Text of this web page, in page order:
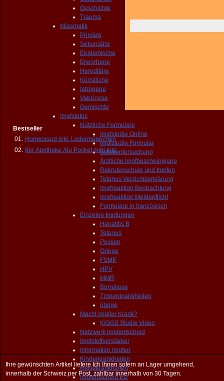
Geschichte
Trauma
Miasmatik
Primäre
Sekundäre
Epidemische
Erworbene
Hereditäre
Künstliche
Iatrogene
Vakzinose
Gemischte
Impfstatus
Nützliche Formulare
Impfstudie Online
Impfstudie Formular
Schuluntersuchung
Ärztliche Impfbescheinigung
Rekrutenschule und Impfen
Tetanus Verzichtserklärung
Impfreaktion Beobachtung
Impfreaktion Meldepflicht
Formulare in französisch
Einzelne Impfungen
Hepatitis B
Tetanus
Pocken
Grippe
FSME
HPV
MMR
Borreliose
Tropenkrankheiten
übrige
Macht Impfen Krank?
KIGGS Studie Video
Netzwerk Impfentscheid
Impfstoffverstärker
Information Impfen
Kinderkrankheiten
Reisekrankheiten
Impfentscheid EU
Bestseller
01. Homeocard inkl. Ledermäppchen
02. 9er Apotheke Alu Pocket mini inkl.
Ihre gewünschten Artikel liefere Ich Ihnen sofern an Lager umgehend,
innerhalb der Schweiz per Post, zahlbar innerhalb von 30 Tagen.